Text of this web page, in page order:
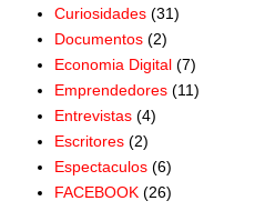
Curiosidades (31)
Documentos (2)
Economia Digital (7)
Emprendedores (11)
Entrevistas (4)
Escritores (2)
Espectaculos (6)
FACEBOOK (26)